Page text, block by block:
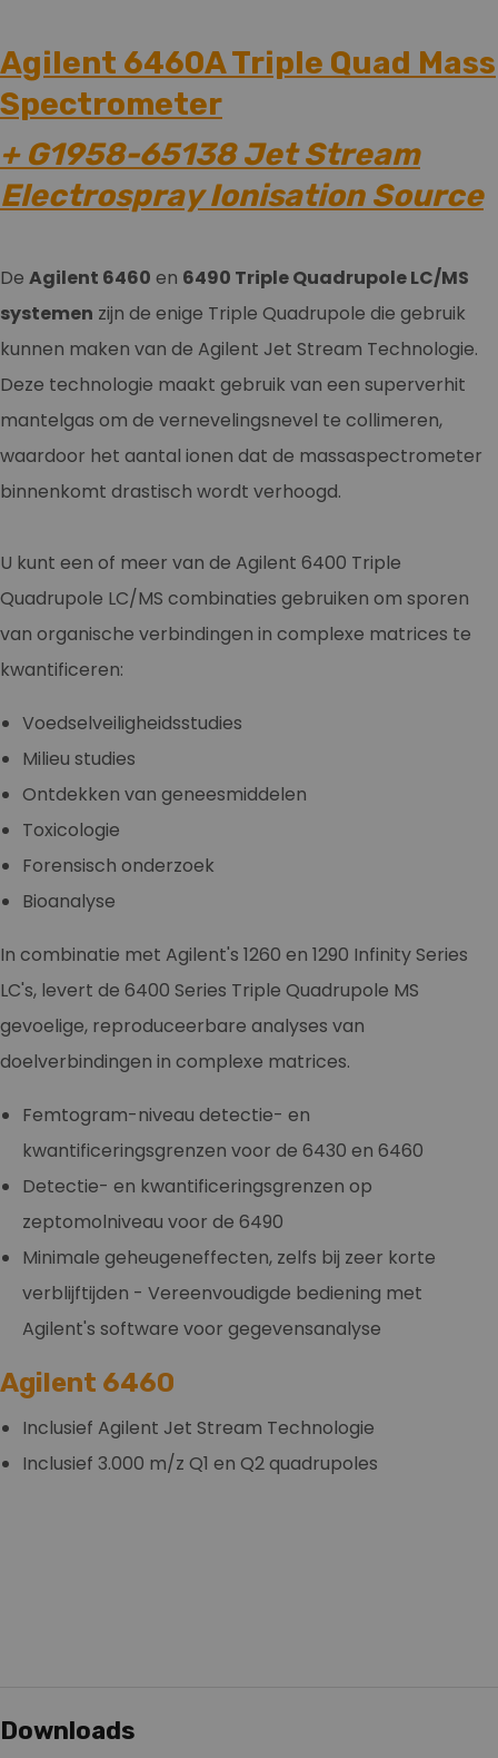
Agilent 6460A Triple Quad Mass
Spectrometer​
+ G1958-65138 Jet Stream
Electrospray Ionisation Source
De Agilent 6460 en 6490 Triple Quadrupole LC/MS
systemen zijn de enige Triple Quadrupole die gebruik
kunnen maken van de Agilent Jet Stream Technologie.
Deze technologie maakt gebruik van een superverhit
mantelgas om de vernevelingsnevel te collimeren,
waardoor het aantal ionen dat de massaspectrometer
binnenkomt drastisch wordt verhoogd.
U kunt een of meer van de Agilent 6400 Triple
Quadrupole LC/MS combinaties gebruiken om sporen
van organische verbindingen in complexe matrices te
kwantificeren:
Voedselveiligheidsstudies
Milieu studies
Ontdekken van geneesmiddelen
Toxicologie
Forensisch onderzoek
Bioanalyse
In combinatie met Agilent's 1260 en 1290 Infinity Series
LC's, levert de 6400 Series Triple Quadrupole MS
gevoelige, reproduceerbare analyses van
doelverbindingen in complexe matrices.
Femtogram-niveau detectie- en
kwantificeringsgrenzen voor de 6430 en 6460
Detectie- en kwantificeringsgrenzen op
zeptomolniveau voor de 6490
Minimale geheugeneffecten, zelfs bij zeer korte
verblijftijden - Vereenvoudigde bediening met
Agilent's software voor gegevensanalyse
Agilent 6460
Inclusief Agilent Jet Stream Technologie
Inclusief 3.000 m/z Q1 en Q2 quadrupoles
Downloads